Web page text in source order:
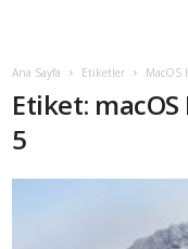
Ana Sayfa Etiketler MacOS
Etiket:
5